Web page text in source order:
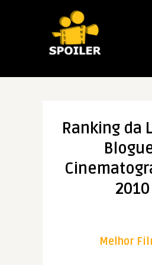
Ranking da
2010
Melhor